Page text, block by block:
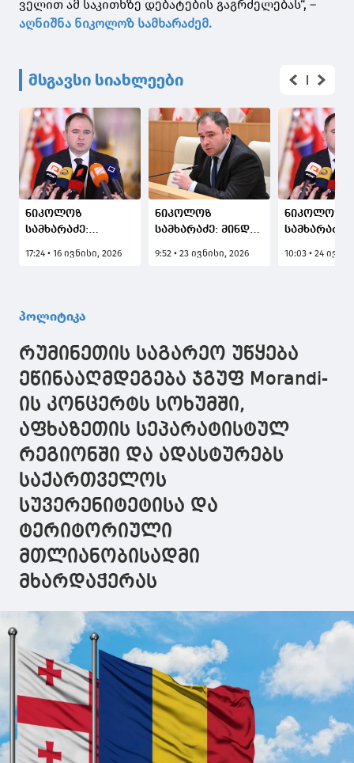
ველით ამ საკითხზე დებატების გაგრძელებას“, –
აღნიშნა ნიკოლოზ სამხარაძემ.
მსგავსი სიახლეები
ნიკოლოზ
სამხარაძე:
მხარეს ვთხოვეთ,
დიალოგის
შესახებ, მზად
ვართ კრიტიკულ
საკითხებზე
სასაუბროდ
17:24 • 16 ივნისი, 2026
ნიკოლოზ
სამხარაძე: მინდა
დავამშვიდო, რომ
ევროკომისიას
აქვს
ვალდებულება,
რომ ჩაატაროს
სავიზო დიალოგი
იმ ქვეყანასთან,
რომელსაც აქვს
9:52 • 23 ივნისი, 2026
ნიკოლოზ
სამხარაძე:
ევროპის
იქნება
და
10:03 • 24
პოლიტიკა
რუმინეთის საგარეო უწყება
ეწინააღმდეგება ჯგუფ Morandi-
ის კონცერტს სოხუმში,
აფხაზეთის სეპარატისტულ
რეგიონში და ადასტურებს
საქართველოს
სუვერენიტეტისა და
ტერიტორიული
მთლიანობისადმი
მხარდაჭერას